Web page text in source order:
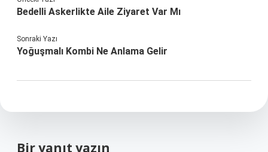
Bedelli Askerlikte Aile Ziyaret Var Mı
Sonraki Yazı
Yoğuşmalı Kombi Ne Anlama Gelir
Bir yanıt yazın